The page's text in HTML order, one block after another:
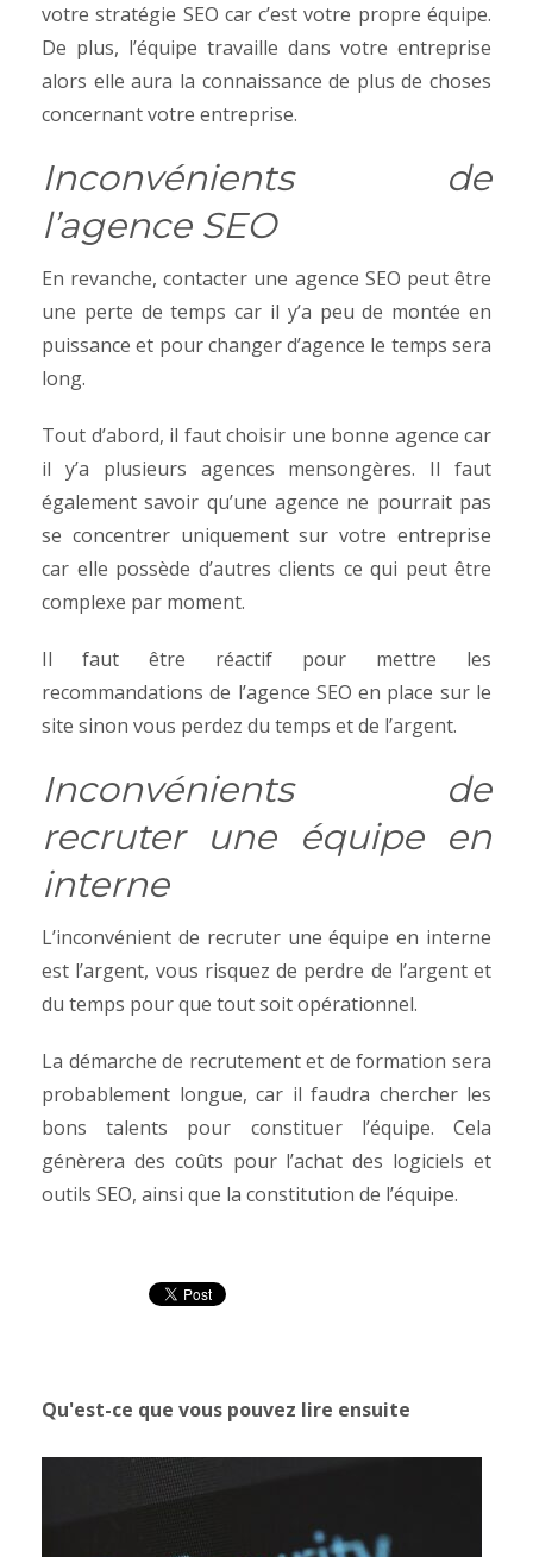
votre stratégie SEO car c’est votre propre équipe.
De plus, l’équipe travaille dans votre entreprise
alors elle aura la connaissance de plus de choses
concernant votre entreprise.
Inconvénients de
l’agence SEO
En revanche, contacter une agence SEO peut être
une perte de temps car il y’a peu de montée en
puissance et pour changer d’agence le temps sera
long.
Tout d’abord, il faut choisir une bonne agence car
il y’a plusieurs agences mensongères. Il faut
également savoir qu’une agence ne pourrait pas
se concentrer uniquement sur votre entreprise
car elle possède d’autres clients ce qui peut être
complexe par moment.
Il faut être réactif pour mettre les
recommandations de l’agence SEO en place sur le
site sinon vous perdez du temps et de l’argent.
Inconvénients de
recruter une équipe en
interne
L’inconvénient de recruter une équipe en interne
est l’argent, vous risquez de perdre de l’argent et
du temps pour que tout soit opérationnel.
La démarche de recrutement et de formation sera
probablement longue, car il faudra chercher les
bons talents pour constituer l’équipe. Cela
génèrera des coûts pour l’achat des logiciels et
outils SEO, ainsi que la constitution de l’équipe.
Qu'est-ce que vous pouvez lire ensuite